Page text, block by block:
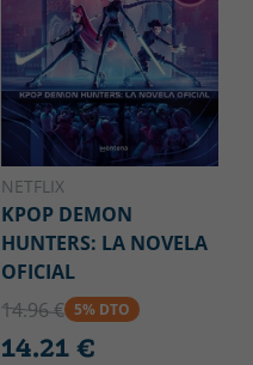
NETFLIX
KPOP DEMON
HUNTERS: LA NOVELA
OFICIAL
14.96 € 5% DTO
14.21 €